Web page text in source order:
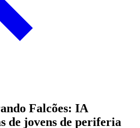
Falcões: IA
de jovens de periferia